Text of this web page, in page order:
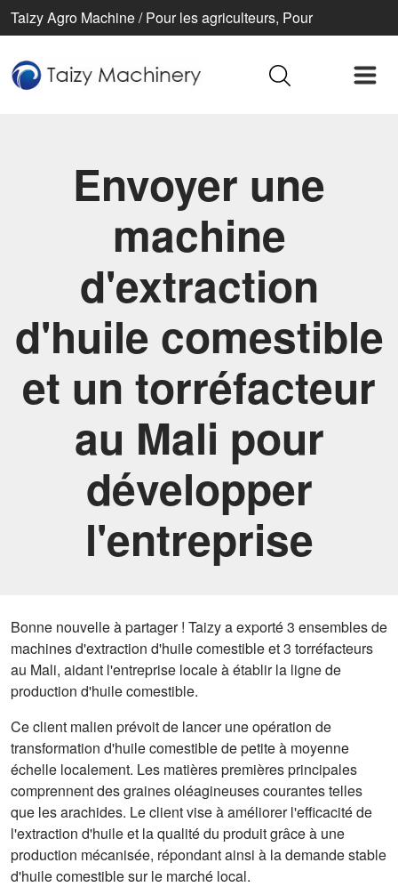
Taizy Agro Machine / Pour les agriculteurs, Pour
Envoyer une
machine
d'extraction
d'huile comestible
et un torréfacteur
au Mali pour
développer
l'entreprise
Bonne nouvelle à partager ! Taizy a exporté 3 ensembles de
machines d'extraction d'huile comestible et 3 torréfacteurs
au Mali, aidant l'entreprise locale à établir la ligne de
production d'huile comestible.
Ce client malien prévoit de lancer une opération de
transformation d'huile comestible de petite à moyenne
échelle localement. Les matières premières principales
comprennent des graines oléagineuses courantes telles
que les arachides. Le client vise à améliorer l'efficacité de
l'extraction d'huile et la qualité du produit grâce à une
production mécanisée, répondant ainsi à la demande stable
d'huile comestible sur le marché local.